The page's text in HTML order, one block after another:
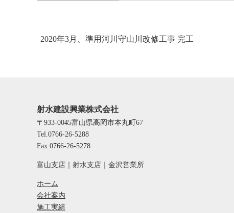
2020年3月、準用河川守山川改修工事 完工
射水建設興業株式会社
〒933-0045富山県高岡市本丸町67
Tel.0766-26-5288
Fax.0766-26-5278
富山支店｜射水支店｜金沢営業所
ホーム
会社案内
施工実績